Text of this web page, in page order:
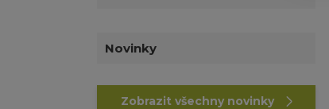
Novinky
Zobrazit všechny novinky